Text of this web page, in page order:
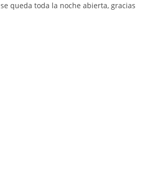
se queda toda la noche abierta, gracias